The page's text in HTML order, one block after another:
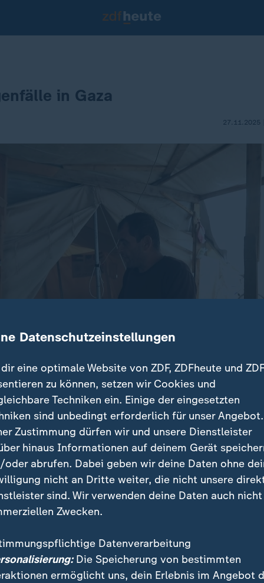
in Gaza
27.11.2025
haben im Gazastreifen große
Alltag weiter verschärft. Viele der provisorischen
Datenschutzeinstellungen
eine optimale Website von ZDF, ZDFheute und
zu können, setzen wir Cookies und
Techniken ein. Einige der eingesetzten
sind unbedingt erforderlich für unser
Zustimmung dürfen wir und unsere Dienstleister
hinaus Informationen auf deinem Gerät
oder abrufen. Dabei geben wir deine Daten ohne
nicht an Dritte weiter, die nicht unsere
sind. Wir verwenden deine Daten auch nicht
Zwecken.
Datenverarbeitung
Die Speicherung von bestimmten
ermöglicht uns, dein Erlebnis im Angebot